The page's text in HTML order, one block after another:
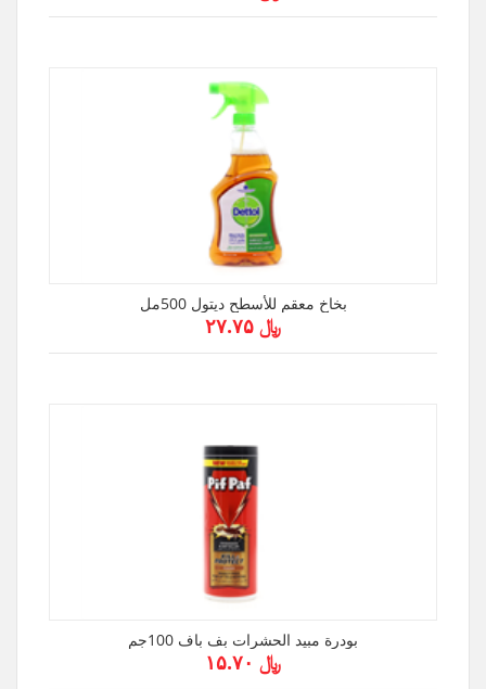
بخاخ معقم للأسطح ديتول 500مل
﷼ ۲۷.۷۵
بودرة مبيد الحشرات بف باف 100جم
﷼ ۱۵.۷۰